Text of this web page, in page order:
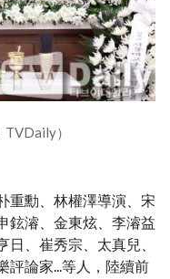
）
重勳、林權澤導演、宋
鉉濬、金東炫、李濬益
、崔秀宗、太真兒、
評論家...等人，陸續前